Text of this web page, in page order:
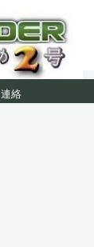
連絡